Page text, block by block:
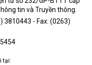
tin và Truyền thông.
3810443 - Fax: (0263)
tại: